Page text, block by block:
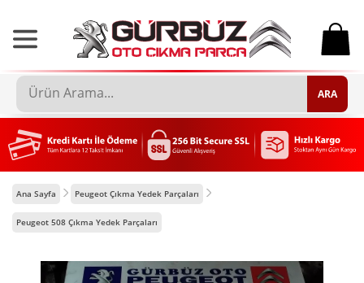
0
ARA
Ana Sayfa Peugeot Çıkma Yedek Parçaları
Peugeot 508 Çıkma Yedek Parçaları